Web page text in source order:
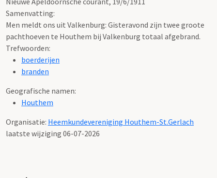
Samenvatting:
Men meldt ons uit Valkenburg: Gisteravond zijn twee groote
pachthoeven te Houthem bij Valkenburg totaal afgebrand.
Trefwoorden:
boerderijen
branden
Geografische namen:
Houthem
Organisatie: Heemkundevereniging Houthem-St.Gerlach
laatste wijziging 06-07-2026